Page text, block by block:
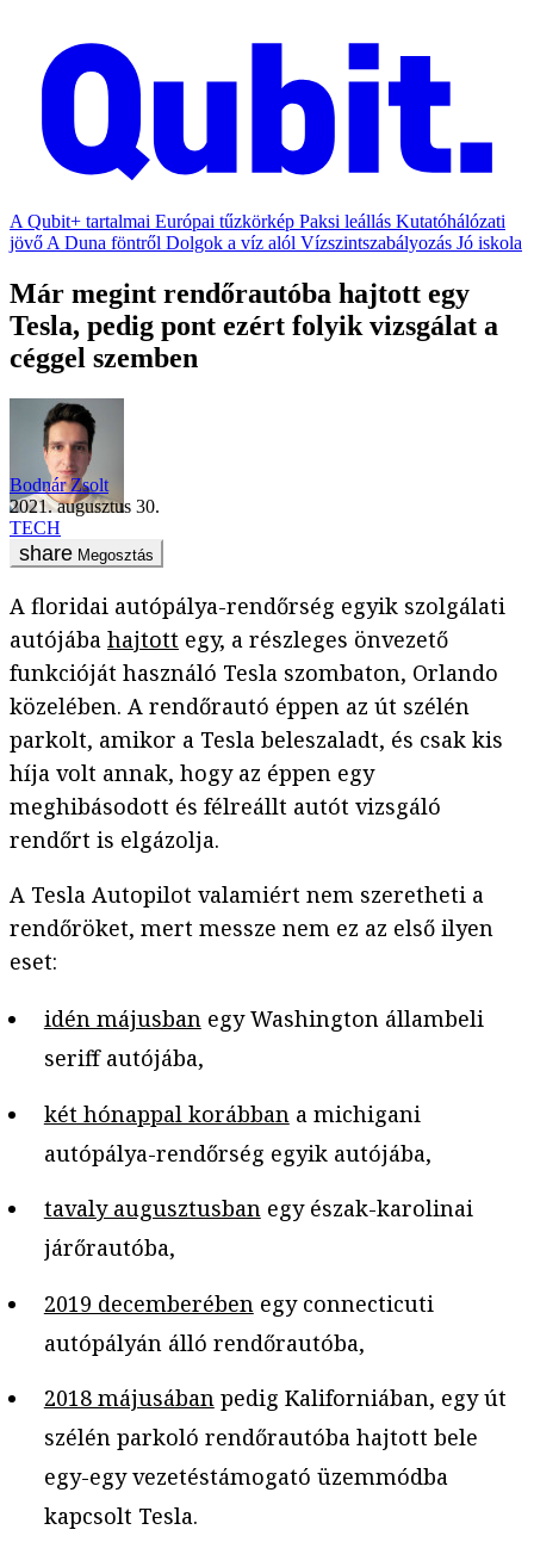
A Qubit+ tartalmai Európai tűzkörkép Paksi leállás Kutatóhálózati
jövő A Duna föntről Dolgok a víz alól Vízszintszabályozás Jó iskola
Már megint rendőrautóba hajtott egy
Tesla, pedig pont ezért folyik vizsgálat a
céggel szemben
Bodnár Zsolt
2021. augusztus 30.
TECH
Megosztás
A floridai autópálya-rendőrség egyik szolgálati
autójába hajtott egy, a részleges önvezető
funkcióját használó Tesla szombaton, Orlando
közelében. A rendőrautó éppen az út szélén
parkolt, amikor a Tesla beleszaladt, és csak kis
híja volt annak, hogy az éppen egy
meghibásodott és félreállt autót vizsgáló
rendőrt is elgázolja.
A Tesla Autopilot valamiért nem szeretheti a
rendőröket, mert messze nem ez az első ilyen
eset:
idén májusbanegy Washington állambeli
seriff autójába,
két hónappal korábban a michigani
autópálya-rendőrség egyik autójába,
tavaly augusztusbanegy észak-karolinai
járőrautóba,
2019 decemberében egy connecticuti
autópályán álló rendőrautóba,
2018 májusábanpedig Kaliforniában, egy út
szélén parkoló rendőrautóba hajtott bele
egy-egy vezetéstámogató üzemmódba
kapcsolt Tesla.